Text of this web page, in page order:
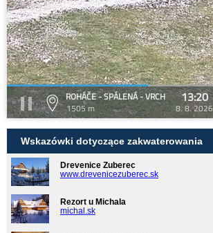
ROHÁČE - SPÁLENÁ - VRCH
1505 m
13:20
8. 8. 2026
Wskazówki dotyczące zakwaterowania
Drevenice Zuberec
www.drevenicezuberec.sk
Rezort u Michala
michal.sk